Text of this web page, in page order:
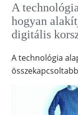
A
hogyan
digitális
A technológia